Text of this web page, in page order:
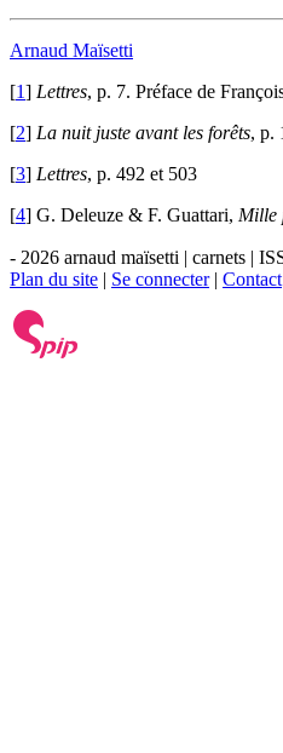
Arnaud Maïsetti
[1] Lettres, p. 7. Préface de
[2] La nuit juste avant les forêts, p.
[3] Lettres, p. 492 et 503
[4] G. Deleuze & F. Guattari, Mille
- 2026 arnaud maïsetti | carnets |
Plan du site | Se connecter| Contact